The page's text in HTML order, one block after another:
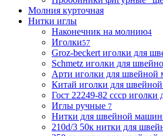
Молния курточная
Нитки иглы
Наконечник на молнию4
Иголки57
Groz-beckert иголки для
Schmetz иголки для
Арти иголки для швейной
Китай иголки для
Гост 22249-82 ссср
Иглы ручные 7
Нитки для швейной
210d/3 50к нитки для